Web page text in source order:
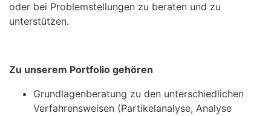
oder bei Problemstellungen zu beraten und zu
unterstützen.
Zu unserem Portfolio gehören
Grundlagenberatung zu den unterschiedlichen
Verfahrensweisen (Partikelanalyse, Analyse